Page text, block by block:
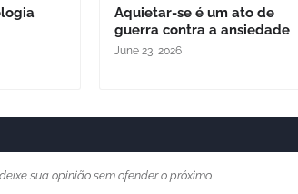
Aquietar-se é um ato de
guerra contra a ansiedade
June 23, 2026
sua opinião sem ofender o próximo.